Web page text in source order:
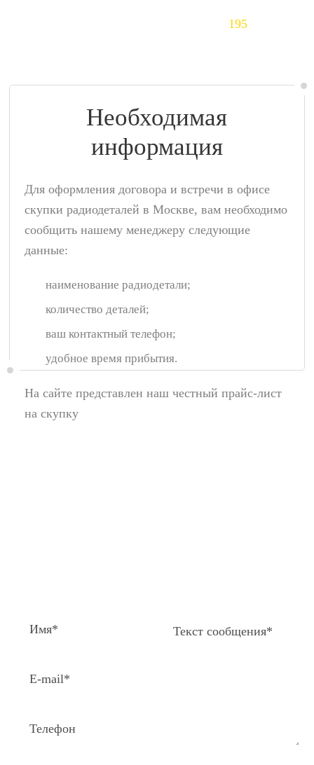
195
Необходимая
информация
Для оформления договора и встречи в офисе
скупки радиодеталей в Москве, вам необходимо
сообщить нашему менеджеру следующие
данные:
наименование радиодетали;
количество деталей;
ваш контактный телефон;
удобное время прибытия.
На сайте представлен наш честный прайс-лист
на скупку